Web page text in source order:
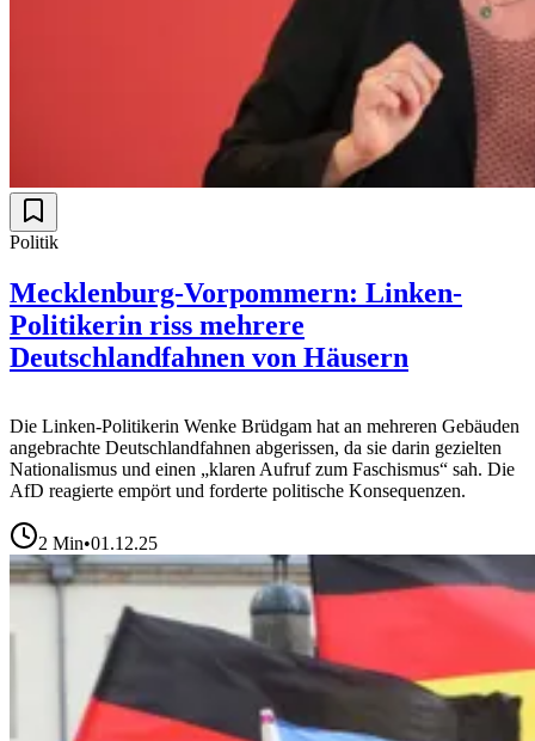
Politik
Mecklenburg-Vorpommern: Linken-
Politikerin riss mehrere
Deutschlandfahnen von Häusern
Die Linken-Politikerin Wenke Brüdgam hat an mehreren Gebäuden
angebrachte Deutschlandfahnen abgerissen, da sie darin gezielten
Nationalismus und einen „klaren Aufruf zum Faschismus“ sah. Die
AfD reagierte empört und forderte politische Konsequenzen.
2 Min•01.12.25